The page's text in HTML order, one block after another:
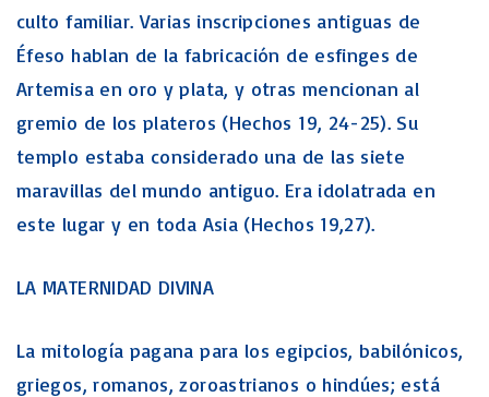
culto familiar. Varias inscripciones antiguas de
Éfeso hablan de la fabricación de esfinges de
Artemisa en oro y plata, y otras mencionan al
gremio de los plateros (Hechos 19, 24-25). Su
templo estaba considerado una de las siete
maravillas del mundo antiguo. Era idolatrada en
este lugar y en toda Asia (Hechos 19,27).
LA MATERNIDAD DIVINA
La mitología pagana para los egipcios, babilónicos,
griegos, romanos, zoroastrianos o hindúes; está